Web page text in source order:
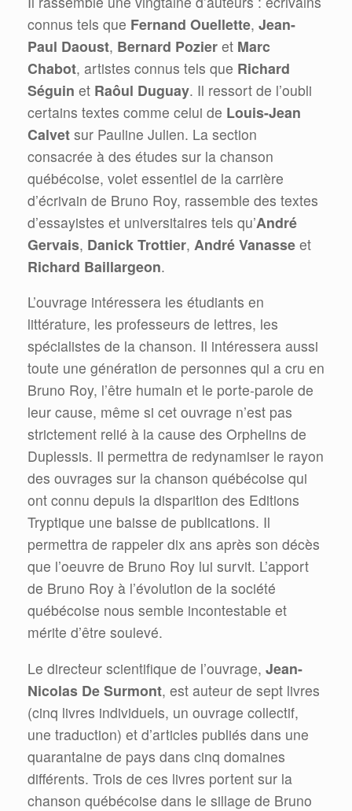
connus tels que Fernand Ouellette, Jean-
Paul Daoust, Bernard Pozier et Marc
Chabot, artistes connus tels que Richard
Séguin et Raôul Duguay. Il ressort de l’oubli
certains textes comme celui de Louis-Jean
Calvet sur Pauline Julien. La section
consacrée à des études sur la chanson
québécoise, volet essentiel de la carrière
d’écrivain de Bruno Roy, rassemble des textes
d’essayistes et universitaires tels qu’André
Gervais, Danick Trottier, André Vanasse et
Richard Baillargeon.
L’ouvrage intéressera les étudiants en
littérature, les professeurs de lettres, les
spécialistes de la chanson. Il intéressera aussi
toute une génération de personnes qui a cru en
Bruno Roy, l’être humain et le porte-parole de
leur cause, même si cet ouvrage n’est pas
strictement relié à la cause des Orphelins de
Duplessis. Il permettra de redynamiser le rayon
des ouvrages sur la chanson québécoise qui
ont connu depuis la disparition des Editions
Tryptique une baisse de publications. Il
permettra de rappeler dix ans après son décès
que l’oeuvre de Bruno Roy lui survit. L’apport
de Bruno Roy à l’évolution de la société
québécoise nous semble incontestable et
mérite d’être soulevé.
Le directeur scientifique de l’ouvrage, Jean-
Nicolas De Surmont, est auteur de sept livres
(cinq livres individuels, un ouvrage collectif,
une traduction) et d’articles publiés dans une
quarantaine de pays dans cinq domaines
différents. Trois de ces livres portent sur la
chanson québécoise dans le sillage de Bruno